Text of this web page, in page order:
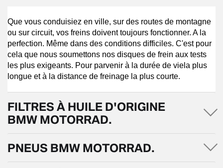
Que vous conduisiez en ville, sur des routes de montagne
ou sur circuit, vos freins doivent toujours fonctionner. A la
perfection. Même dans des conditions difficiles. C'est pour
cela que nous soumettons nos disques de frein aux tests
les plus exigeants. Pour parvenir à la durée de viela plus
longue et à la distance de freinage la plus courte.
FILTRES À HUILE D'ORIGINE
BMW MOTORRAD.
PNEUS BMW MOTORRAD.